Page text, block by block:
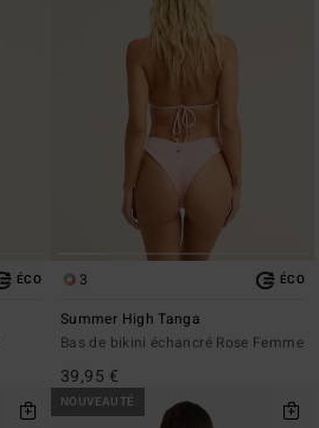
ÉCO 3 ÉCO
Summer High Tanga
Bas de bikini échancré Rose Femme
39,95 €
NOUVEAUTÉ